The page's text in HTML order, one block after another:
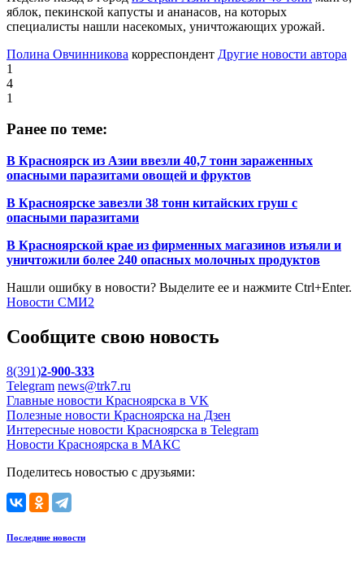
яблок, пекинской капусты и ананасов, на которых
специалисты нашли насекомых, уничтожающих урожай.
Полина Овчинникова корреспондент Другие новости автора
1
4
1
Ранее по теме:
В Красноярск из Азии ввезли 40,7 тонн зараженных
опасными паразитами овощей и фруктов
В Красноярске завезли 38 тонн китайских груш с
опасными паразитами
В Красноярской крае из фирменных магазинов изъяли и
уничтожили более 240 опасных молочных продуктов
Нашли ошибку в новости? Выделите ее и нажмите Ctrl+Enter.
Новости СМИ2
Сообщите свою новость
8(391)2-900-333
Telegram news@trk7.ru
Главные новости Красноярска в VK
Полезные новости Красноярска на Дзен
Интересные новости Красноярска в Telegram
Новости Красноярска в МАКС
Поделитесь новостью с друзьями:
Последние новости